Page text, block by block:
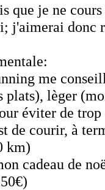
que je ne
j'aimerai donc
me
plats), lèger
éviter de
de courir, à
km)
cadeau de